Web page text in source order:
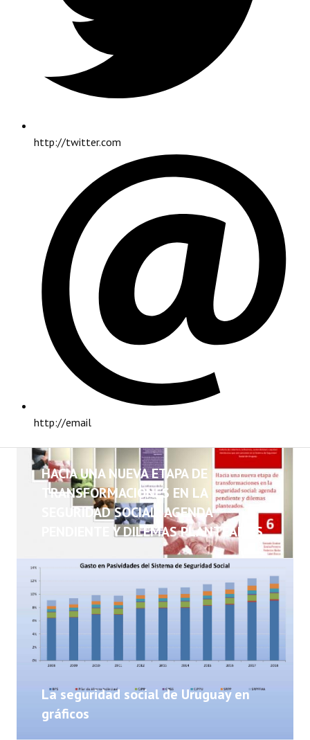
http://twitter.com
http://email
INSTITUCIONAL
NOTICIAS
HACIA UNA NUEVA ETAPA DE
TRANSFORMACIONES EN LA
SEGURIDAD SOCIAL: AGENDA
PENDIENTE Y DILEMAS PLANTEADOS
La seguridad social de Uruguay en
gráficos